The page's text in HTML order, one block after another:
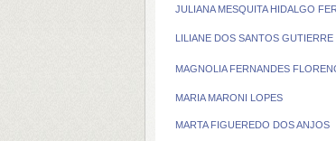
JULIANA MESQUITA HIDALGO
LILIANE DOS SANTOS GUTIERRE
MAGNOLIA FERNANDES
MARIA MARONI LOPES
MARTA FIGUEREDO DOS ANJOS